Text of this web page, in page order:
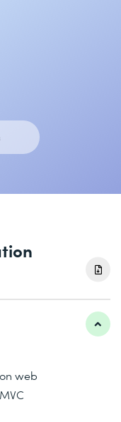
web